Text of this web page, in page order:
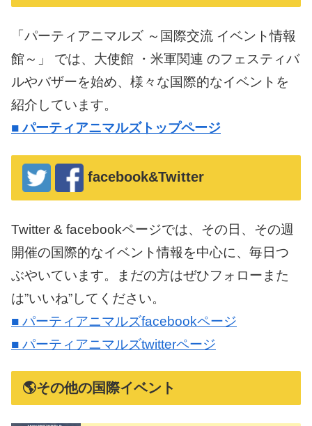
「パーティアニマルズ ～国際交流 イベント情報
館～」 では、大使館 ・米軍関連 のフェスティバ
ルやバザーを始め、様々な国際的なイベントを
紹介しています。
■パーティアニマルズトップページ
facebook&Twitter
Twitter & facebookページでは、その日、その週
開催の国際的なイベント情報を中心に、毎日つ
ぶやいています。まだの方はぜひフォローまた
は”いいね”してください。
■ パーティアニマルズfacebookページ
■ パーティアニマルズtwitterページ
🌎その他の国際イベント